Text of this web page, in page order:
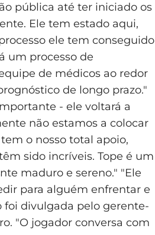
pública até ter iniciado os
Ele tem estado aqui,
ele tem conseguido
um processo de
de médicos ao redor
de longo prazo."
- ele voltará a
não estamos a colocar
o nosso total apoio,
sido incríveis. Tope é um
maduro e sereno." "Ele
para alguém enfrentar e
foi divulgada pelo gerente-
"O jogador conversa com